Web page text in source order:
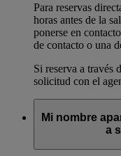
Para reservas
horas antes de la
ponerse en
de contacto o una
Si reserva a través
solicitud con el
Mi nombre
a